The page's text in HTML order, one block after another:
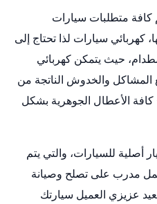
كافة متطلبات سيارات
كهربائي سيارات لذا تحتاج إلى
حيث يتمكن كهربائي
والخدوش الناتجة من
الأعطال الجوهرية بشكل
أصلية للسيارات، والتي يتم
مدرب على تصلح وصيانة
عزيزي العميل سيارتك